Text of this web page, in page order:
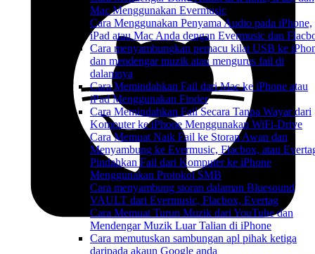
Mac Menggunakan Evermusic
Cara Menggunakan Penyama Audio pada iPhone,
iPad atau Mac Anda dengan Evermusic dan
Cara menyambungkan pemacu kilat USB ke
dan mendengar muzik atau mengurus fail di
dalamnya
Cara Memindahkan Fail dari Mac ke iPhone atau
iPad Menggunakan Finder
Cara Memindahkan Fail Secara Tanpa Wayar dari
Komputer ke iPhone Menggunakan WiFi-Drive
Cara Memuat Naik Fail ke Storan Awan dan
Menyambung ke Evermusic, Flacbox, atau
Pindahkan Fail dari Komputer ke iPhone
Menggunakan Protokol SMB
Cara menyambung storan dalaman Bluesound
VAULT dari Evermusic, Flacbox, Evertag
Cara Memuat Turun Muzik dari YouTube dan
Mendengar Muzik Luar Talian di iPhone
Cara memutuskan sambungan apl pihak ketiga
daripada akaun Google anda